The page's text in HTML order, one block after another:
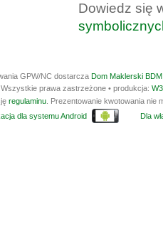
Dowiedz się
GPW/NC dostarcza Dom Maklerski
prawa zastrzeżone • produkcja:
regulaminu. Prezentowanie kwotowania nie
dla systemu Android Dla